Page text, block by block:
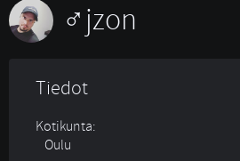
jzon
Tiedot
Kotikunta:
Oulu